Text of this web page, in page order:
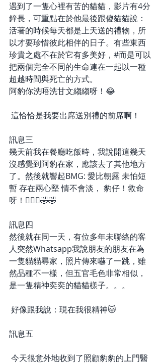
遇到了一隻心裡有苦的貓貓，影片有4分
鐘長，可重點在於他最後跟傻貓貓說：
活著的時候每天都是上天送的禮物，所
以才要珍惜彼此相伴的日子。有些東西
珍貴之處不在於它有多美好，#而是可以
把兩個完全不同的生命連在一起以一種
超越時間與死亡的方式。
阿豹你洗唔洗甘文縐縐呀！😂
這恰恰是我要出席送別禮的前席啊！
訊息三
幾天前我在餐廳吃飯時，我說開這幾天
沒感覺到阿豹在家，應該去了其他地方
了。然後就響起BMG: 愛比朝露 未怕短
暫 存在兩心堅 情不會淡， 豹仔！救命
呀！🤦🏻‍♀️🤣🤣
訊息四
然後就在同一天，有位多年未聯絡的客
人突然Whatsapp我說朋友的朋友在為
一隻貓貓尋家，照片傳來嚇了一跳，雖
然品種不一樣，但五官毛色非常相似，
是一隻精神奕奕的貓貓樣子。。。
好像跟我說：現在我很精神🐱
訊息五